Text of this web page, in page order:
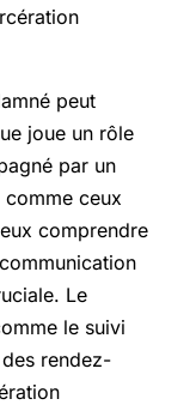
peut
joue un rôle
par un
ceux
comprendre
Le
le suivi
rendez-